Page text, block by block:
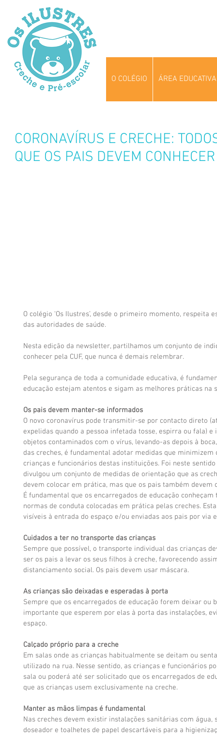
O COLÉGIO ÁREA EDUCATIVA
CORONAVÍRUS E CRECHE:
QUE OS PAIS DEVEM CONHECER
O colégio ‘Os Ilustres’, desde o primeiro momento,
das autoridades de saúde.
Nesta edição da newsletter, partilhamos um conjunto de
conhecer pela CUF, que nunca é demais relembrar.
Pela segurança de toda a comunidade educativa, é
educação estejam atentos e sigam as melhores práticas na
Os pais devem manter-se informados
O novo coronavírus pode transmitir-se por contacto direto
expelidas quando a pessoa infetada tosse, espirra ou fala)
objetos contaminados com o vírus, levando-as depois à
das creches, é fundamental adotar medidas que
crianças e funcionários destas instituições. Foi neste
divulgou um conjunto de medidas de orientação que as
devem colocar em prática, mas que os pais também devem
É fundamental que os encarregados de educação
normas de conduta colocadas em prática pelas creches.
visíveis à entrada do espaço e/ou enviadas aos pais por via
Cuidados a ter no transporte das crianças
Sempre que possível, o transporte individual das crianças
ser os pais a levar os seus filhos à creche, favorecendo
distanciamento social. Os pais devem usar máscara.
As crianças são deixadas e esperadas à porta
Sempre que os encarregados de educação forem deixar ou
importante que esperem por elas à porta das instalações,
espaço.
Calçado próprio para a creche
Em salas onde as crianças habitualmente se deitam ou
utilizado na rua. Nesse sentido, as crianças e funcionários
sala ou poderá até ser solicitado que os encarregados de
que as crianças usem exclusivamente na creche.
Manter as mãos limpas é fundamental
Nas creches devem existir instalações sanitárias com
doseador e toalhetes de papel descartáveis para a